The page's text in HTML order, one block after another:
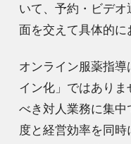
いて、予約・ビデ
面を交えて具体的に
オンライン服薬指
イン化」ではありま
べき対人業務に集中
度と経営効率を同時